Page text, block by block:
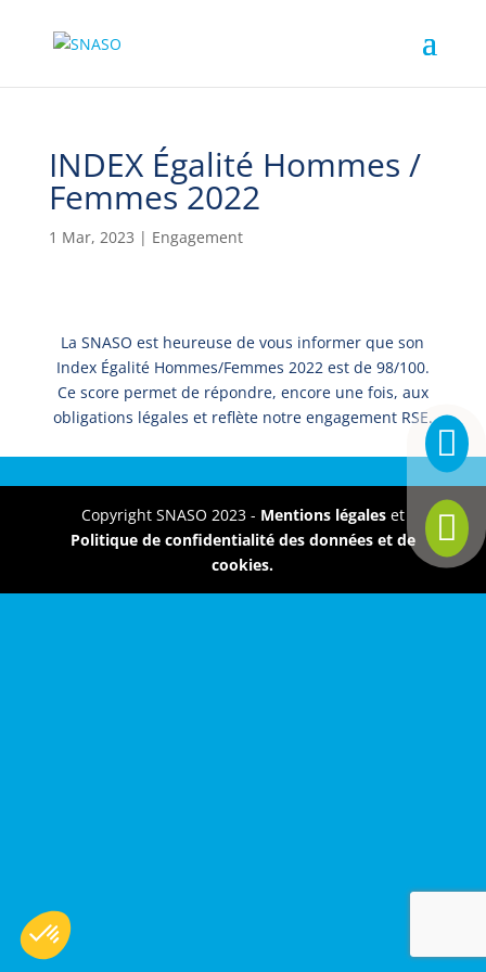


INDEX Égalité Hommes /
Femmes 2022
1 Mar, 2023 | Engagement
La SNASO est heureuse de vous informer que son
Index Égalité Hommes/Femmes 2022 est de 98/100.
Ce score permet de répondre, encore une fois, aux
obligations légales et reflète notre engagement RSE.
Copyright SNASO 2023 - Mentions légaleset
Politique de confidentialité des données et de
cookies.